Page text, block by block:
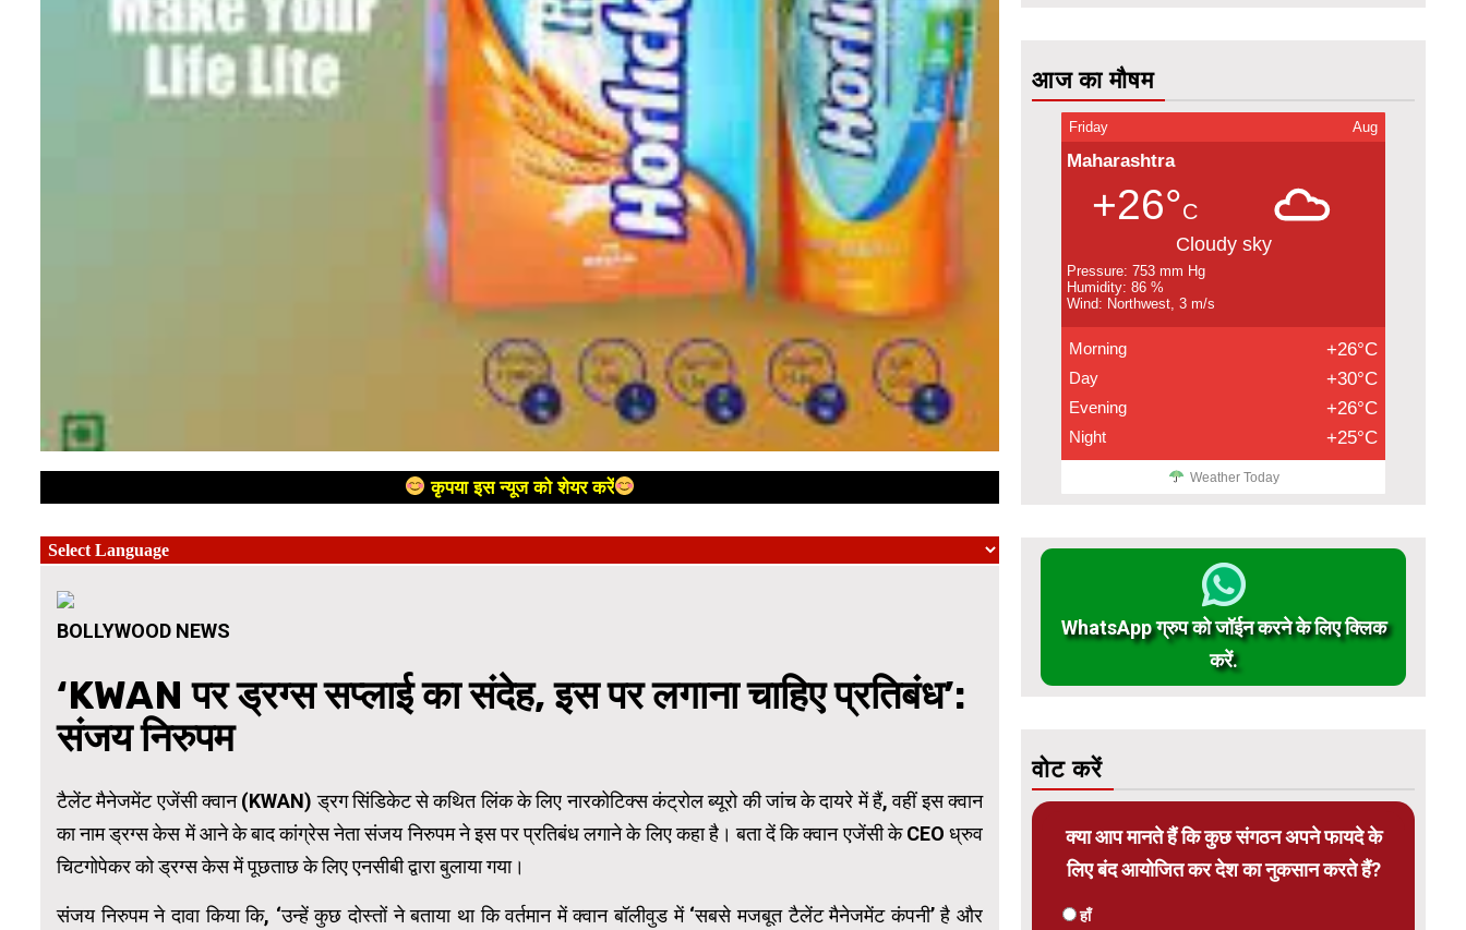
कृपया इस न्यूज को शेयर करें
BOLLYWOOD NEWS
‘KWAN पर ड्रग्स सप्लाई का संदेह, इस पर लगाना चाहिए प्रतिबंध’:
संजय निरुपम
टैलेंट मैनेजमेंट एजेंसी क्वान (KWAN) ड्रग सिंडिकेट से कथित लिंक के लिए नारकोटिक्स कंट्रोल ब्यूरो की जांच के दायरे में हैं, वहीं इस क्वान
का नाम ड्रग्स केस में आने के बाद कांग्रेस नेता संजय निरुपम ने इस पर प्रतिबंध लगाने के लिए कहा है। बता दें कि क्वान एजेंसी के CEO ध्रुव
चिटगोपेकर को ड्रग्स केस में पूछताछ के लिए एनसीबी द्वारा बुलाया गया।
संजय निरुपम ने दावा किया कि, ‘उन्हें कुछ दोस्तों ने बताया था कि वर्तमान में क्वान बॉलीवुड में ‘सबसे मजबूत टैलेंट मैनेजमेंट कंपनी’ है और
आज का मौषम
Friday Aug
Maharashtra
+26°C
Cloudy sky
Pressure: 753 mm Hg
Humidity: 86 %
Wind: Northwest, 3 m/s
Morning +26°C
Day +30°C
Evening +26°C
Night +25°C
Weather Today
WhatsApp ग्रुप को जॉईन करने के लिए क्लिक
करें.
वोट करें
क्या आप मानते हैं कि कुछ संगठन अपने फायदे के
लिए बंद आयोजित कर देश का नुकसान करते हैं?
हाँ